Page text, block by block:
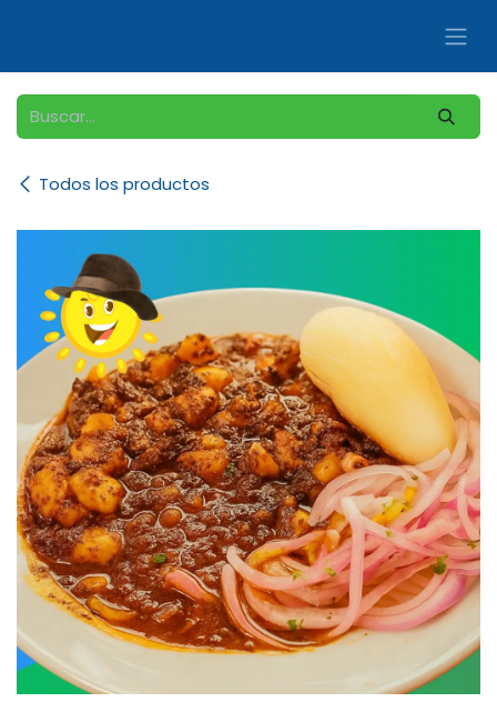
Todos los productos